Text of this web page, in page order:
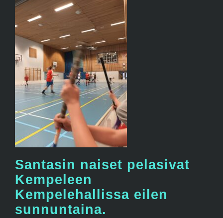
Santasin naiset pelasivat
Kempeleen
Kempelehallissa eilen
sunnuntaina.